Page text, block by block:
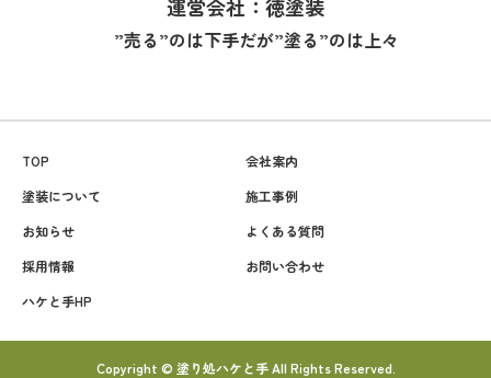
運営会社：徳塗装
”売る”のは下手だが”塗る”のは上々
TOP
会社案内
塗装について
施工事例
お知らせ
よくある質問
採用情報
お問い合わせ
ハケと手HP
Copyright © 塗り処ハケと手 All Rights Reserved.